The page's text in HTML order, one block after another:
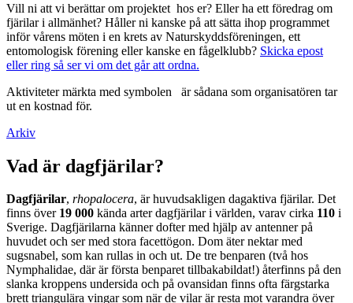
Vill ni att vi berättar om projektet hos er? Eller ha ett föredrag om
fjärilar i allmänhet? Håller ni kanske på att sätta ihop programmet
inför vårens möten i en krets av Naturskyddsföreningen, ett
entomologisk förening eller kanske en fågelklubb? Skicka epost
eller ring så ser vi om det går att ordna.
Aktiviteter märkta med symbolen
är sådana som organisatören tar
ut en kostnad för.
Arkiv
Vad är dagfjärilar?
Dagfjärilar, rhopalocera, är huvudsakligen dagaktiva fjärilar. Det
finns över 19 000 kända arter dagfjärilar i världen, varav cirka 110 i
Sverige. Dagfjärilarna känner dofter med hjälp av antenner på
huvudet och ser med stora facettögon. Dom äter nektar med
sugsnabel, som kan rullas in och ut. De tre benparen (två hos
Nymphalidae, där är första benparet tillbakabildat!) återfinns på den
slanka kroppens undersida och på ovansidan finns ofta färgstarka
brett triangulära vingar som när de vilar är resta mot varandra över